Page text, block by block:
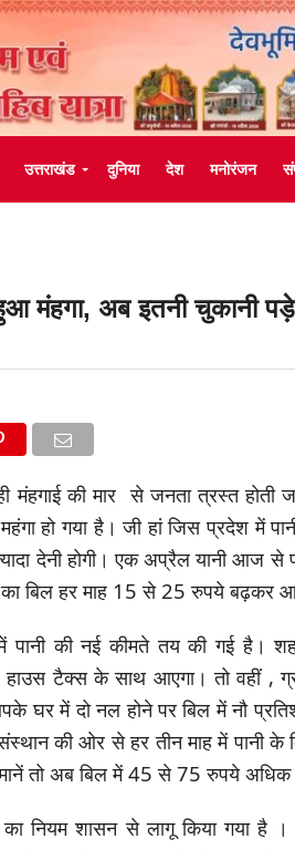
उत्तराखंड दुनिया देश मनोरंजन
हुआ मंहगा, अब इतनी चुकानी
मंहगाई की मार से जनता त्रस्त होती
हो गया है। जी हां जिस प्रदेश में
देनी होगी। एक अप्रैल यानी आज से
का बिल हर माह 15 से 25 रुपये बढ़कर
में पानी की नई कीमते तय की गई है।
टैक्स के साथ आएगा। तो वहीं ,
घर में दो नल होने पर बिल में नौ
की ओर से हर तीन माह में पानी के
तो अब बिल में 45 से 75 रुपये अधिक
का नियम शासन से लागू किया गया है